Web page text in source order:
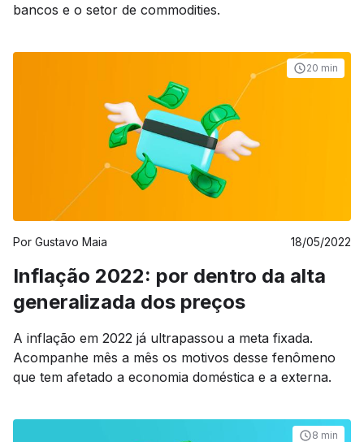
bancos e o setor de commodities.
20 min
Por Gustavo Maia 18/05/2022
Inflação 2022: por dentro da alta
generalizada dos preços
A inflação em 2022 já ultrapassou a meta fixada.
Acompanhe mês a mês os motivos desse fenômeno
que tem afetado a economia doméstica e a externa.
8 min